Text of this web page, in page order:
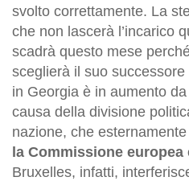
svolto correttamente. La
che non lascerà l’incarico
scadrà questo mese
sceglierà il suo
in Georgia è in aumento
causa della divisione
nazione, che
la Commissione
Bruxelles, infatti,